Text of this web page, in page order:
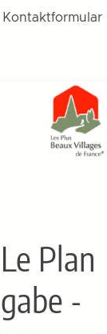
Kontaktformular
Plan
-